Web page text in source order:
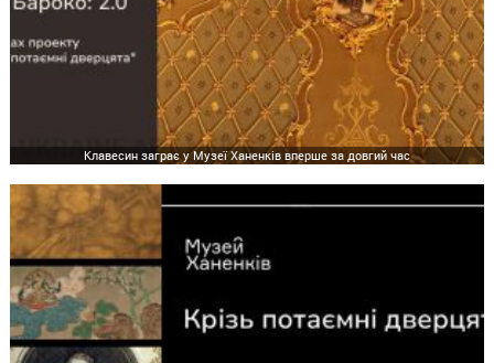
Клавесин заграє у Музеї Ханенків вперше за довгий час